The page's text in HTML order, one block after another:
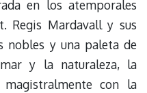
en los atemporales
Regis Mardavall y sus
nobles y una paleta de
y la naturaleza, la
con la